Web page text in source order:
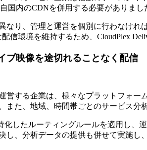
国内のCDNを併用する必要がありまし
なり、管理と運営を個別に行わなけ
信環境を維持するため、CloudPlex
ブ映像を途切れることなく配信
営する企業は、様々なプラットフォ
た、地域、時間帯ごとのサービス分
したルーティングルールを適用し
し、分析データの提供も併せて実施し